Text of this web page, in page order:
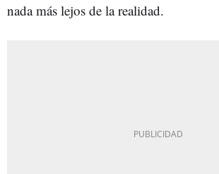
nada más lejos de la realidad.